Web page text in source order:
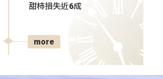
甜柿損失近6成
more